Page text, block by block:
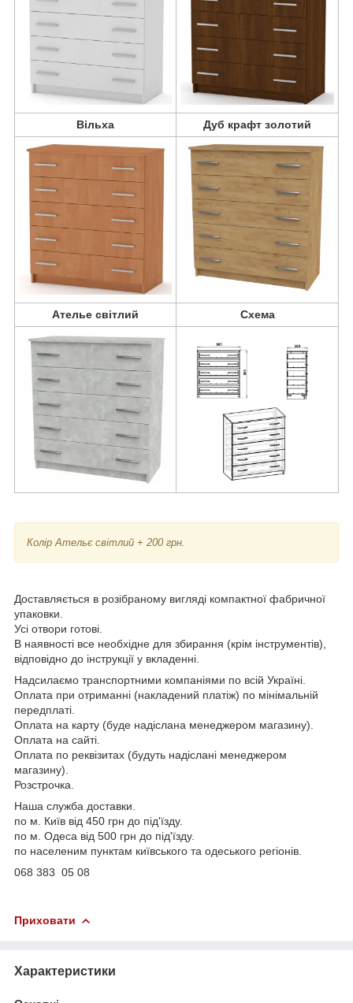
Вільха Дуб крафт золотий
Ателье світлий Схема
Колір Ательє світлий + 200 грн.
Доставляється в розібраному вигляді компактної фабричної
упаковки.
Усі отвори готові.
В наявності все необхідне для збирання (крім інструментів),
відповідно до інструкції у вкладенні.
Надсилаємо транспортними компаніями по всій Україні.
Оплата при отриманні (накладений платіж) по мінімальній
передплаті.
Оплата на карту (буде надіслана менеджером магазину).
Оплата на сайті.
Оплата по реквізитах (будуть надіслані менеджером
магазину).
Розстрочка.
Наша служба доставки.
по м. Київ від 450 грн до під'їзду.
по м. Одеса від 500 грн до під'їзду.
по населеним пунктам київського та одеського регіонів.
068 383 05 08
Приховати
Характеристики